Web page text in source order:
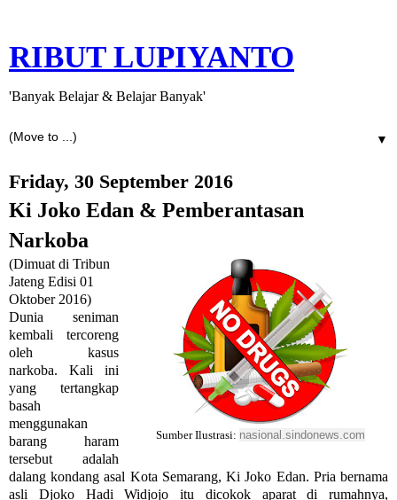
RIBUT LUPIYANTO
'Banyak Belajar & Belajar Banyak'
▼
Friday, 30 September 2016
Ki Joko Edan & Pemberantasan
Narkoba
Sumber Ilustrasi: nasional.sindonews.com
(Dimuat di Tribun
Jateng Edisi 01
Oktober 2016)
Dunia seniman
kembali tercoreng
oleh kasus
narkoba. Kali ini
yang tertangkap
basah
menggunakan
barang haram
tersebut adalah
dalang kondang asal Kota Semarang, Ki Joko Edan. Pria bernama
asli Djoko Hadi Widjojo itu dicokok aparat di rumahnya,